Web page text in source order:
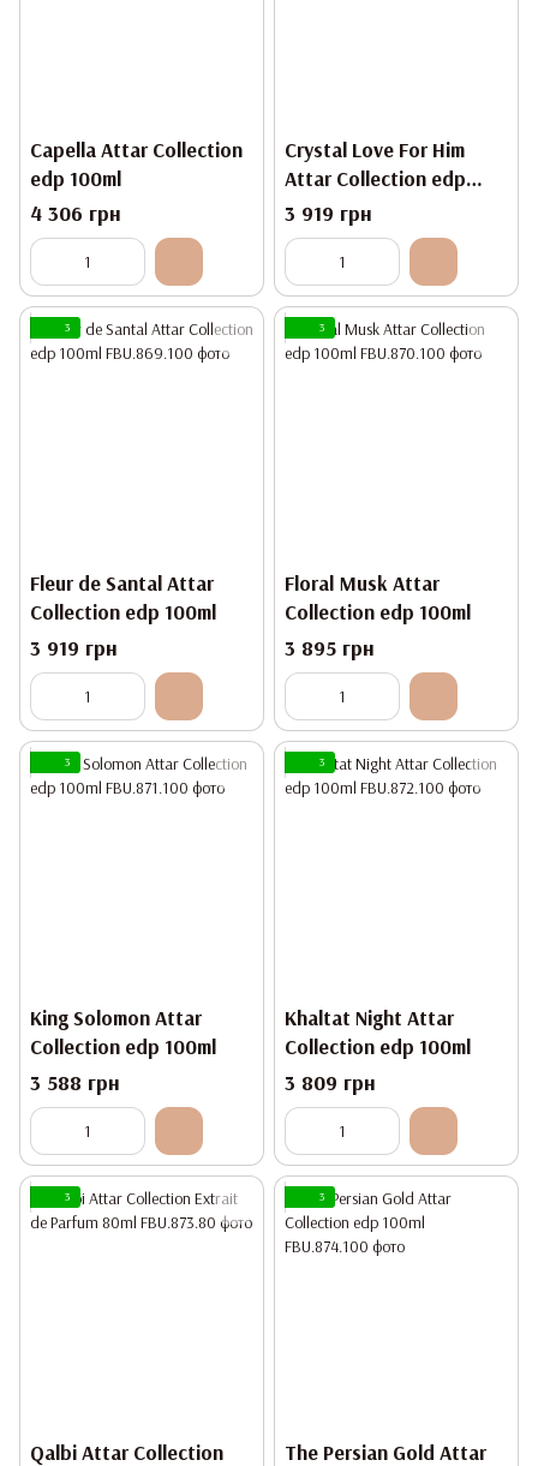
Capella Attar Collection
edp 100ml
4 306 грн
Crystal Love For Him
Attar Collection edp
100ml
3 919 грн
3
Fleur de Santal Attar
Collection edp 100ml
3 919 грн
3
Floral Musk Attar
Collection edp 100ml
3 895 грн
3
King Solomon Attar
Collection edp 100ml
3 588 грн
3
Khaltat Night Attar
Collection edp 100ml
3 809 грн
3
Qalbi Attar Collection
3
The Persian Gold Attar